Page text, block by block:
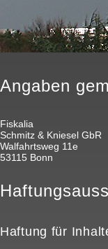
Angaben
Fiskalia
Schmitz & Kniesel GbR
Walfahrtsweg 11e
53115 Bonn
Haftung für